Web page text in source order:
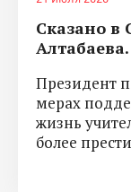
Сказано в
Президент
мерах
жизнь
более